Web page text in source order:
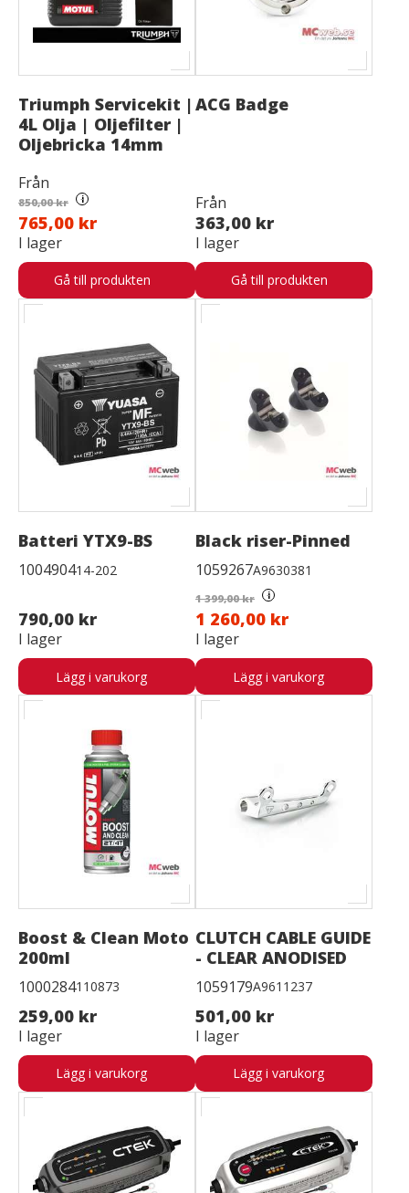
Triumph Servicekit |
4L Olja | Oljefilter |
Oljebricka 14mm
Från
850,00 kr i
765,00 kr
I lager
Gå till produkten
ACG Badge
Från
363,00 kr
I lager
Gå till produkten
Batteri YTX9-BS
100490414-202
790,00 kr
I lager
Lägg i varukorg
Black riser-Pinned
1059267A9630381
1 399,00 kr i
1 260,00 kr
I lager
Lägg i varukorg
Boost & Clean Moto
200ml
1000284110873
259,00 kr
I lager
Lägg i varukorg
CLUTCH CABLE GUIDE
- CLEAR ANODISED
1059179A9611237
501,00 kr
I lager
Lägg i varukorg